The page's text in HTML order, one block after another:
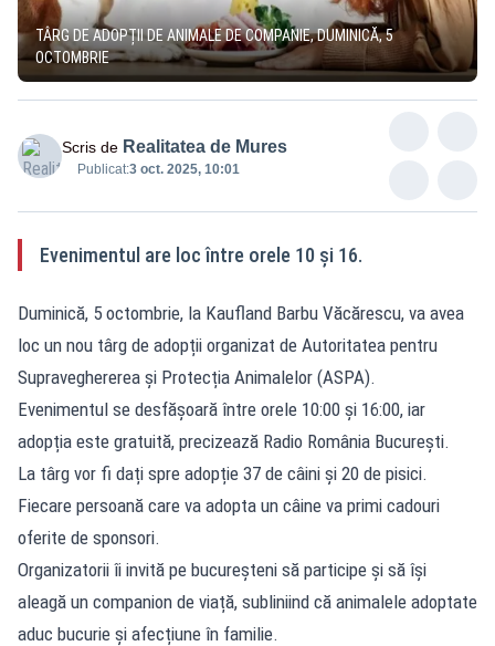
TÂRG DE ADOPȚII DE ANIMALE DE COMPANIE, DUMINICĂ, 5
OCTOMBRIE
Scris de Realitatea de Mures
Publicat:3 oct. 2025, 10:01
Evenimentul are loc între orele 10 și 16.
Duminică, 5 octombrie, la Kaufland Barbu Văcărescu, va avea
loc un nou târg de adopții organizat de Autoritatea pentru
Supraveghererea și Protecția Animalelor (ASPA).
Evenimentul se desfășoară între orele 10:00 și 16:00, iar
adopția este gratuită, precizează Radio România București.
La târg vor fi dați spre adopție 37 de câini și 20 de pisici.
Fiecare persoană care va adopta un câine va primi cadouri
oferite de sponsori.
Organizatorii îi invită pe bucureșteni să participe și să își
aleagă un companion de viață, subliniind că animalele adoptate
aduc bucurie și afecțiune în familie.